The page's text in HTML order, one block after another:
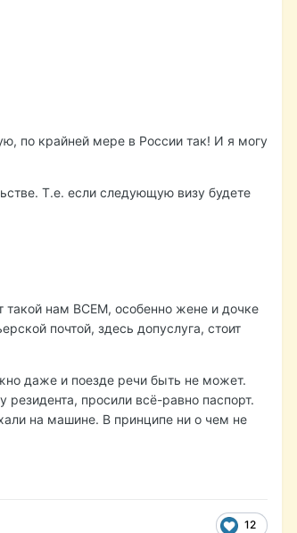
по крайней мере в России так! И я могу
Т.е. если следующую визу будете
такой нам ВСЕМ, особенно жене и дочке
почтой, здесь допуслуга, стоит
даже и поезде речи быть не может.
резидента, просили всё-равно паспорт.
на машине. В принципе ни о чем не
12